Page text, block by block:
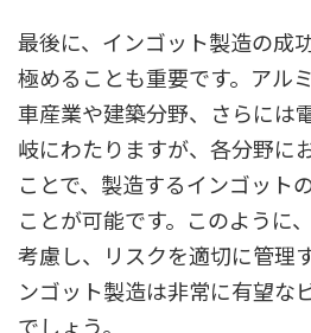
最後に、インゴット製造の成
極めることも重要です。アル
車産業や建築分野、さらには
岐にわたりますが、各分野に
ことで、製造するインゴット
ことが可能です。このように
考慮し、リスクを適切に管理
ンゴット製造は非常に有望な
でしょう。